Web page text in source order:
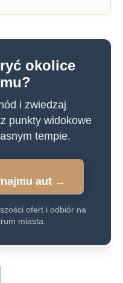
okolice
i zwiedzaj
punkty widokowe
tempie.
aut →
ofert i odbiór na
miasta.